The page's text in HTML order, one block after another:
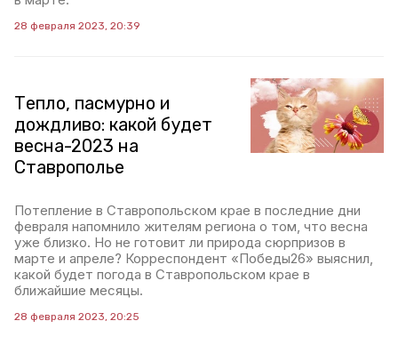
28 февраля 2023, 20:39
Тепло, пасмурно и
дождливо: какой будет
весна-2023 на
Ставрополье
Потепление в Ставропольском крае в последние дни
февраля напомнило жителям региона о том, что весна
уже близко. Но не готовит ли природа сюрпризов в
марте и апреле? Корреспондент «Победы26» выяснил,
какой будет погода в Ставропольском крае в
ближайшие месяцы.
28 февраля 2023, 20:25